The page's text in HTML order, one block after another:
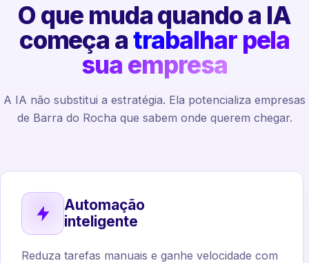
O que muda quando a IA
começa atrabalhar pela
sua empresa
A IA não substitui a estratégia. Ela potencializa empresas
de Barra do Rocha que sabem onde querem chegar.
Automação
inteligente
Reduza tarefas manuais e ganhe velocidade com